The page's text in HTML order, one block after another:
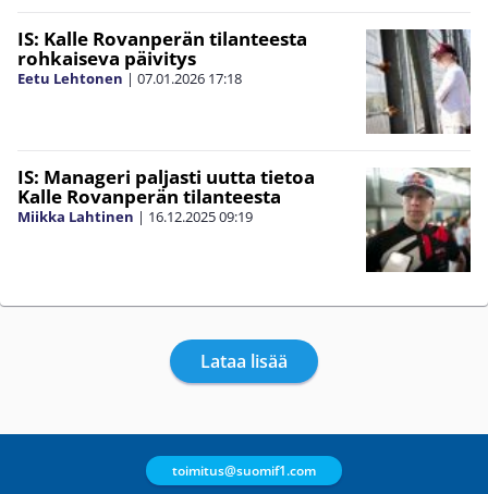
IS: Kalle Rovanperän tilanteesta
rohkaiseva päivitys
Eetu Lehtonen | 07.01.2026 17:18
IS: Manageri paljasti uutta tietoa
Kalle Rovanperän tilanteesta
Miikka Lahtinen | 16.12.202509:19
Lataa lisää
toimitus@suomif1.com